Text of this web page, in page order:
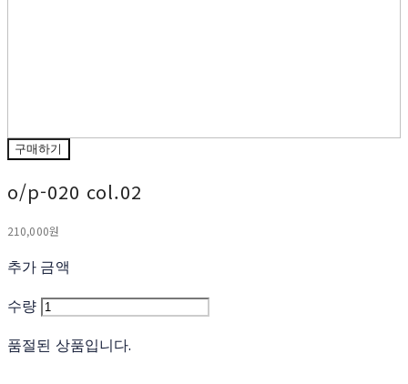
구매하기
o/p-020 col.02
210,000원
추가 금액
수량
품절된 상품입니다.